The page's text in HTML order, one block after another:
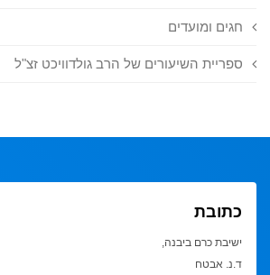
חגים ומועדים
ספריית השיעורים של הרב גולדוויכט זצ"ל
כתובת
ישיבת כרם ביבנה,
ד.נ. אבטח